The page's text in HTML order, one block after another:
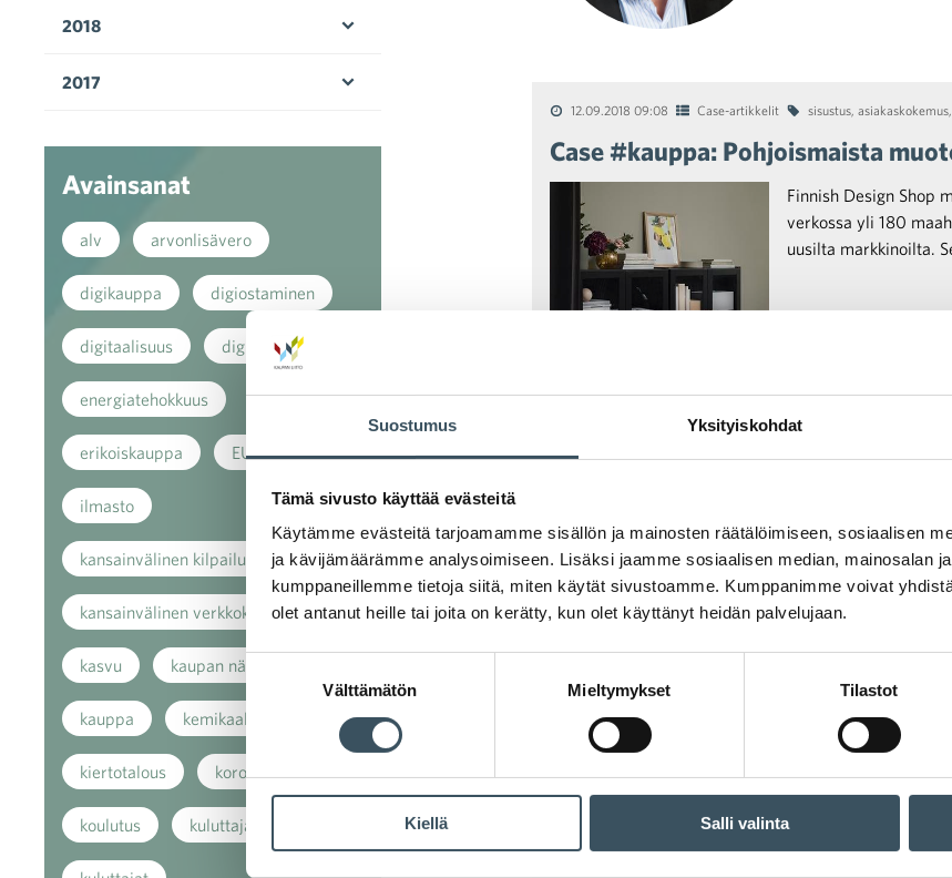
Suostumus Yksityiskohdat
Tämä sivusto käyttää evästeitä
Käytämme evästeitä tarjoamamme sisällön ja mainosten räätälöimiseen, sosiaalisen
ja kävijämäärämme analysoimiseen. Lisäksi jaamme sosiaalisen median, mainosalan
kumppaneillemme tietoja siitä, miten käytät sivustoamme. Kumppanimme voivat
olet antanut heille tai joita on kerätty, kun olet käyttänyt heidän palvelujaan.
Välttämätön Mieltymykset Tilastot
Kiellä Salli valinta
12.09.2018 09:08 Case-artikkelit sisustus, asiakaskokemus,
Case #kauppa: Pohjoismaista
Finnish Design Shop
verkossa yli 180
uusilta markkinoilta.
Saisiko olla purkillinen aktiivihiiltä
Tiina Vyyryläinen
Sääntely heikentää
kansainvälistä
sisämarkkinoiden
10.09.2018 15:03 Uutiset
2018
2017
Avainsanat
alv arvonlisävero
digikauppa digiostaminen
digitaalisuus digitalisaatio
energiatehokkuus
erikoiskauppa EU
ilmasto
kansainvälinen kilpailu
kansainvälinen verkkokauppa
kasvu kaupan näkymät
kauppa kemikaalit
kiertotalous koronavirus
koulutus kuluttaja